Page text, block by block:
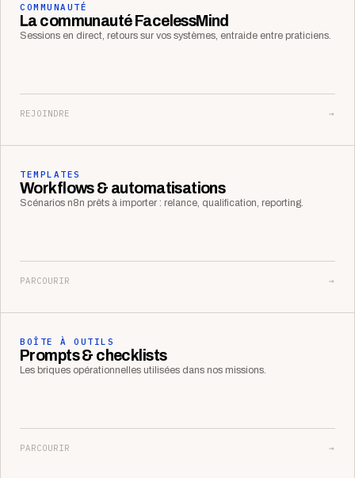
COMMUNAUTÉ
La communauté FacelessMind
Sessions en direct, retours sur vos systèmes, entraide entre praticiens.
REJOINDRE →
TEMPLATES
Workflows & automatisations
Scénarios n8n prêts à importer : relance, qualification, reporting.
PARCOURIR →
BOÎTE À OUTILS
Prompts & checklists
Les briques opérationnelles utilisées dans nos missions.
PARCOURIR →